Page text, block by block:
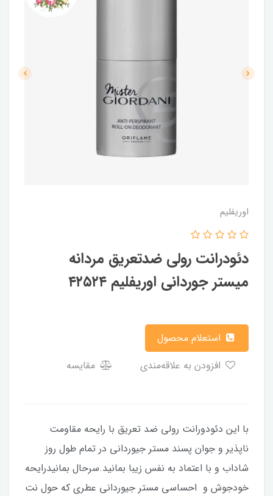
اوریفلیم
دئودرانت رولی ضدتعریق مردانه
میستر جوردانی اوریفلیم ۴۲۵۲۴
مقایسه
با این دئودورانت رولی ضد تعریق با رایحه مقاومت
ناپذیر و جوان پسند مستر جیوردانی در تمام طول روز
شاداب و با اعتماد به نفس زیبا بمانید.سرحال بمانیدرایحه
خودجوش و احساسی مستر جیوردانی عطری که حول نت